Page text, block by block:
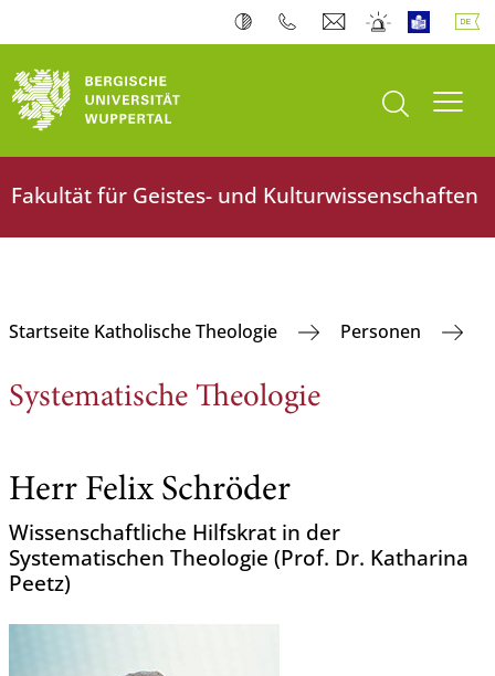
Suche öffnen
Fakultät für Geistes- und Kulturwissenschaften
Startseite Katholische Theologie Personen
Systematische Theologie
Herr Felix Schröder
Wissenschaftliche Hilfskrat in der
Systematischen Theologie (Prof. Dr. Katharina
Peetz)